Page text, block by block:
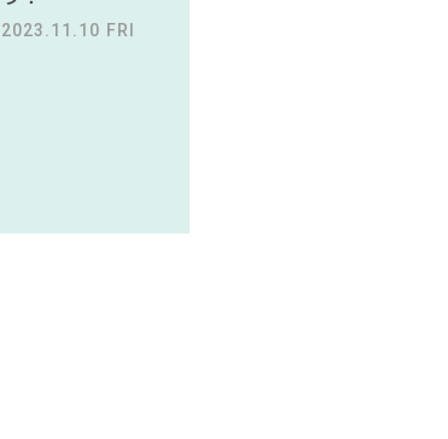
2023.11.10 FRI